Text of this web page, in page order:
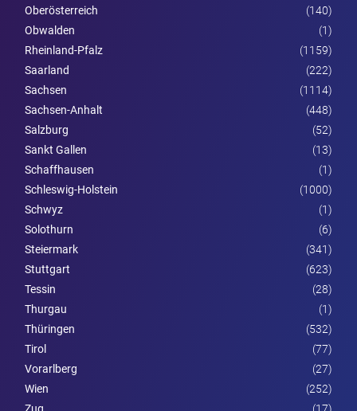
Ober­österreich
(140)
Obwalden
(1)
Rheinland-Pfalz
(1159)
Saarland
(222)
Sachsen
(1114)
Sachsen-Anhalt
(448)
Salzburg
(52)
Sankt Gallen
(13)
Schaffhausen
(1)
Schleswig-Holstein
(1000)
Schwyz
(1)
Solothurn
(6)
Steier­mark
(341)
Stuttgart
(623)
Tessin
(28)
Thurgau
(1)
Thüringen
(532)
Tirol
(77)
Vorarl­berg
(27)
Wien
(252)
Zug
(17)